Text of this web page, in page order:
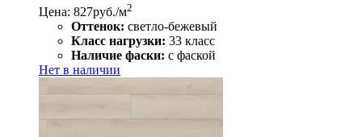
Цена: 827руб./м2
Оттенок: светло-бежевый
Класс нагрузки: 33 класс
Наличие фаски: с фаской
Нет в наличии